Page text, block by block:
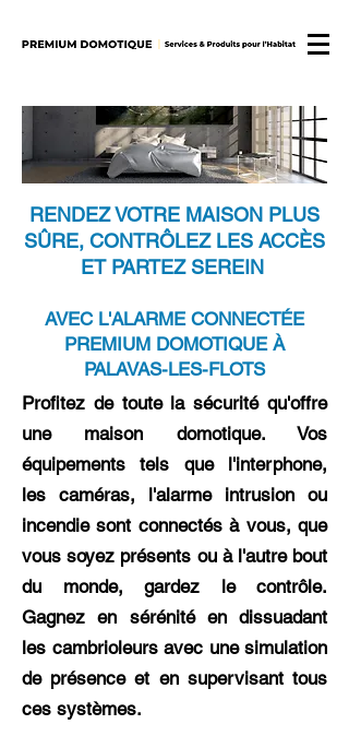
RENDEZ VOTRE MAISON PLUS
SÛRE, CONTRÔLEZ LES ACCÈS
ET PARTEZ SEREIN
Profitez de toute la sécurité qu'offre
une maison domotique. Vos
équipements tels que l'interphone,
les caméras, l'alarme intrusion ou
incendie sont connectés à vous, que
vous soyez présents ou à l'autre bout
du monde, gardez le contrôle.
Gagnez en sérénité en dissuadant
les cambrioleurs avec une simulation
de présence et en supervisant tous
ces systèmes.
AVEC L'ALARME CONNECTÉE
PREMIUM DOMOTIQUE À
PALAVAS-LES-FLOTS